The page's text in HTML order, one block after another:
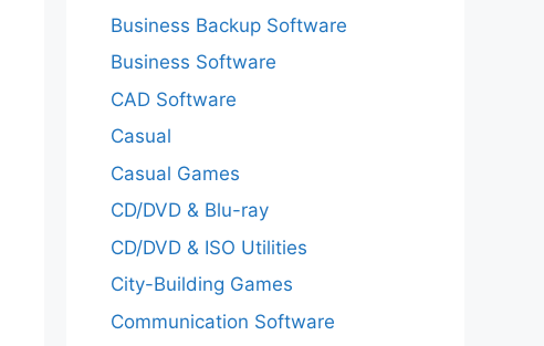
Business Backup Software
Business Software
CAD Software
Casual
Casual Games
CD/DVD & Blu-ray
CD/DVD & ISO Utilities
City-Building Games
Communication Software